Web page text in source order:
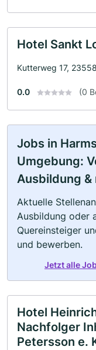
Hotel Sankt
Kutterweg 17,
0.0 (0
Jobs in
Umgebung:
Ausbildung &
Aktuelle
Ausbildung oder
Quereinsteiger
und bewerben.
Jetzt alle
Hotel
Nachfolger
Petersson e.